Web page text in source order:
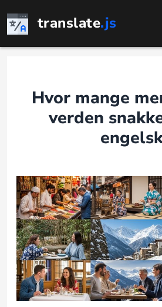
til
innhold
translate.js
Hvor mange
verden